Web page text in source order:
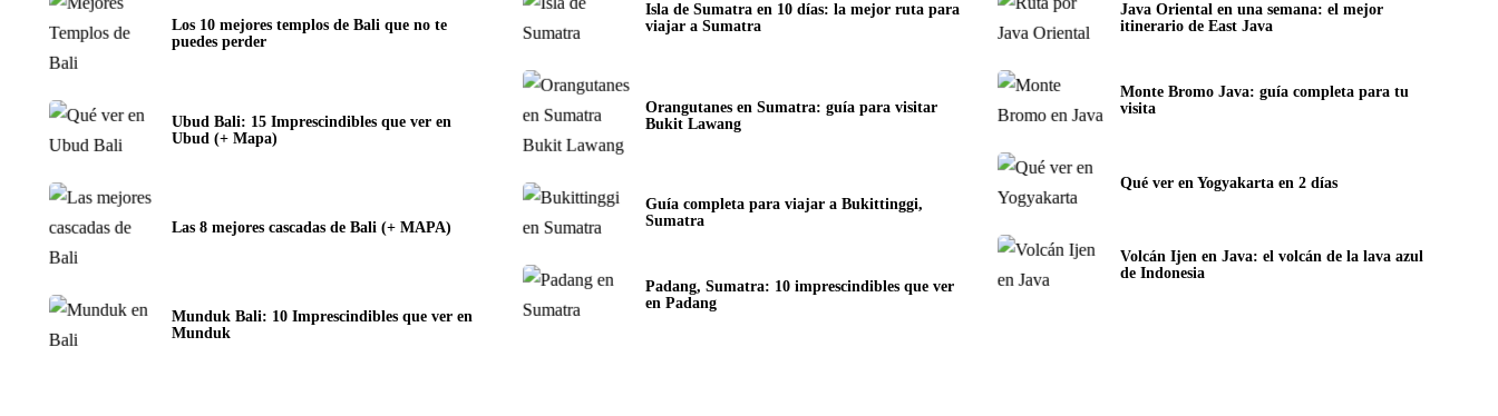
Los 10 mejores templos de Bali que no te
puedes perder
Ubud Bali: 15 Imprescindibles que ver en
Ubud (+ Mapa)
Las 8 mejores cascadas de Bali (+ MAPA)
Munduk Bali: 10 Imprescindibles que ver en
Munduk
Isla de Sumatra en 10 días: la mejor ruta para
viajar a Sumatra
Orangutanes en Sumatra: guía para visitar
Bukit Lawang
Guía completa para viajar a Bukittinggi,
Sumatra
Padang, Sumatra: 10 imprescindibles que ver
en Padang
Java Oriental en una semana: el mejor
itinerario de East Java
Monte Bromo Java: guía completa para tu
visita
Qué ver en Yogyakarta en 2 días
Volcán Ijen en Java: el volcán de la lava azul
de Indonesia